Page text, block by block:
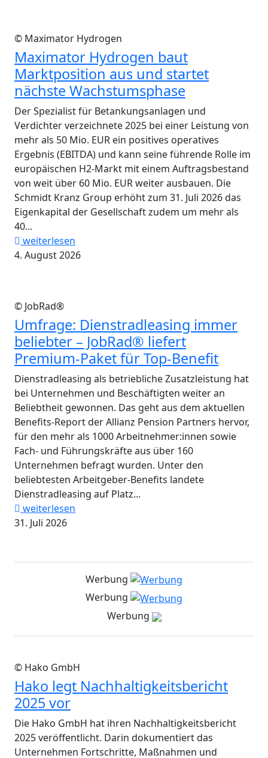
© Maximator Hydrogen
Maximator Hydrogen baut
Marktposition aus und startet
nächste Wachstumsphase
Der Spezialist für Betankungsanlagen und
Verdichter verzeichnete 2025 bei einer Leistung von
mehr als 50 Mio. EUR ein positives operatives
Ergebnis (EBITDA) und kann seine führende Rolle im
europäischen H2-Markt mit einem Auftragsbestand
von weit über 60 Mio. EUR weiter ausbauen. Die
Schmidt Kranz Group erhöht zum 31. Juli 2026 das
Eigenkapital der Gesellschaft zudem um mehr als
40...
weiterlesen
4. August 2026
© JobRad®
Umfrage: Dienstradleasing immer
beliebter – JobRad® liefert
Premium-Paket für Top-Benefit
Dienstradleasing als betriebliche Zusatzleistung hat
bei Unternehmen und Beschäftigten weiter an
Beliebtheit gewonnen. Das geht aus dem aktuellen
Benefits-Report der Allianz Pension Partners hervor,
für den mehr als 1000 Arbeitnehmer:innen sowie
Fach- und Führungskräfte aus über 160
Unternehmen befragt wurden. Unter den
beliebtesten Arbeitgeber-Benefits landete
Dienstradleasing auf Platz...
weiterlesen
31. Juli 2026
Werbung
Werbung
Werbung
© Hako GmbH
Hako legt Nachhaltigkeitsbericht
2025 vor
Die Hako GmbH hat ihren Nachhaltigkeitsbericht
2025 veröffentlicht. Darin dokumentiert das
Unternehmen Fortschritte, Maßnahmen und